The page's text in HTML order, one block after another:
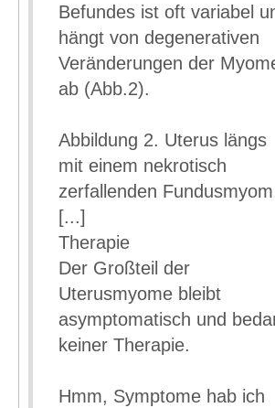
Befundes ist oft variabel
hängt von degenerativen
Veränderungen der
ab (Abb.2).
Abbildung 2. Uterus längs
mit einem nekrotisch
zerfallenden
[...]
Therapie
Der Großteil der
Uterusmyome bleibt
asymptomatisch und
keiner Therapie.
Hmm, Symptome hab ich